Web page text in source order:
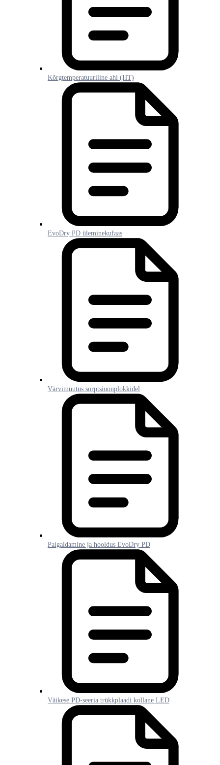
Kõrgtemperatuuriline ahi (HT)
EvoDry PD üleminekufaas
Värvimuutus sorptsioonplokkidel
Paigaldamine ja hooldus EvoDry PD
Väikese PD-seeria trükkplaadi kollane LED